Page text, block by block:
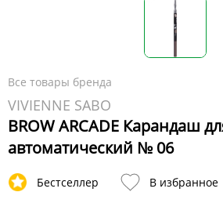
Все товары бренда
VIVIENNE SABO
BROW ARCADE Карандаш
автоматический № 06
Бестселлер В избранное